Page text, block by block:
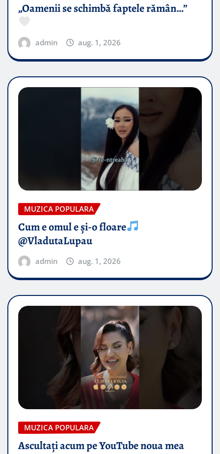
„Oamenii se schimbă faptele rămân…”
admin aug. 1, 2026
MUZICA POPULARA
Cum e omul e și-o floare
@VladutaLupau
admin aug. 1, 2026
MUZICA POPULARA
Ascultați acum pe YouTube noua mea